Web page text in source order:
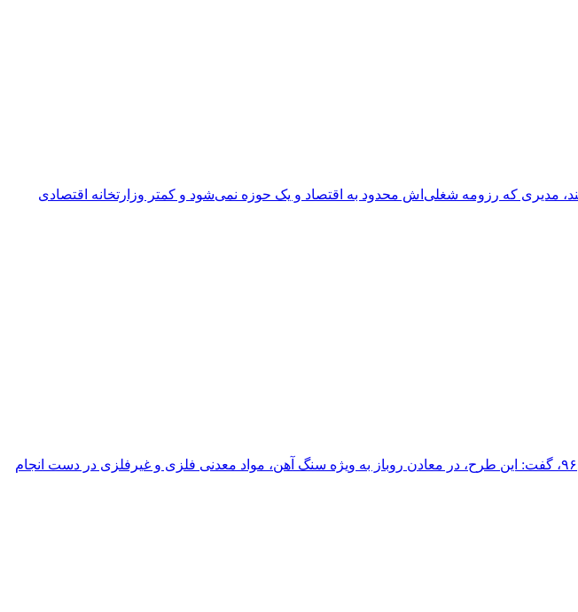
مدیری که رزومه شغلی‌اش محدود به اقتصاد و یک حوزه نمی‌شود و کمتر وزارتخانه‌ اقتصادی
معاون سابق وزیر صنعت با اشاره به آغاز برنامه احیای معادن کوچک با هدف توسعه مناطق محروم از سال۹۶، گفت: این طرح، در معادن روباز به ویژه سنگ آهن، مواد معدنی فلزی و غیرفلزی در دست انجام